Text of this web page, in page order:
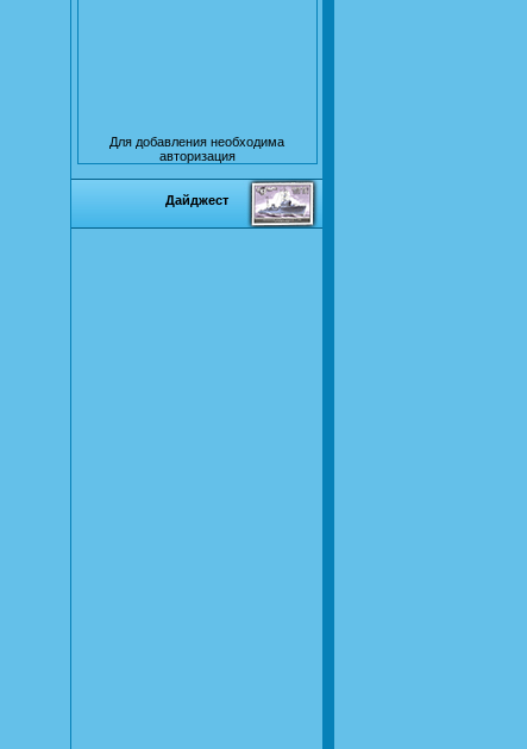
Для добавления необходима
авторизация
Дайджест